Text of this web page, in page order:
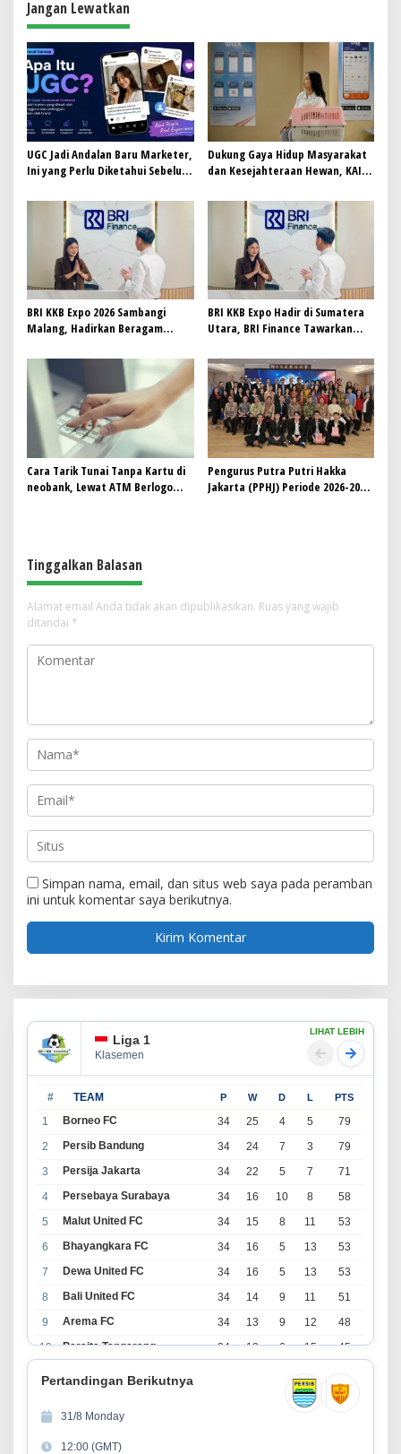
a
s
i
p
o
s
Jangan Lewatkan
UGC Jadi Andalan Baru Marketer,
Ini yang Perlu Diketahui Sebelum
Dukung Gaya Hidup Masyarakat
dan Kesejahteraan Hewan, KAI
Hewan Peliharaan pada
Semester I 2026
BRI KKB Expo 2026 Sambangi
Malang, Hadirkan Beragam
Pembiayaan
BRI KKB Expo Hadir di Sumatera
Utara, BRI Finance Tawarkan
Pembiayaan Kendaraan
Cara Tarik Tunai Tanpa Kartu di
neobank, Lewat ATM Berlogo
Pengurus Putra Putri Hakka
Jakarta (PPHJ) Periode 2026-2030
Tinggalkan Balasan
Alamat email Anda tidak akan dipublikasikan. Ruas yang wajib
ditandai *
Simpan nama, email, dan situs web saya pada peramban
ini untuk komentar saya berikutnya.
Liga 1
Klasemen
LIHAT LEBIH
# TEAM P W D L PTS
1 Borneo FC 34 25 4 5
79
2
Persib Bandung 34 24 7 3
79
3
Persija Jakarta 34 22 5 7
71
4
Persebaya Surabaya 34 16 10 8
58
5
Malut United FC 34 15 8 11
53
6
Bhayangkara FC 34 16 5 13
53
7
Dewa United FC 34 16 5 13
53
8
Bali United FC 34 14 9 11
51
9
Arema FC 34 13 9 12
48
10
Persita Tangerang 34 13 6 15
45
17
39
13
Persijap Jepara
14
Madura United FC
Pertandingan Berikutnya
31/8 Monday
12:00 (GMT)